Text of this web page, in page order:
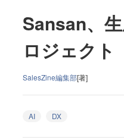
Sansan、
ロジェクト
SalesZine編集部[著]
AI DX